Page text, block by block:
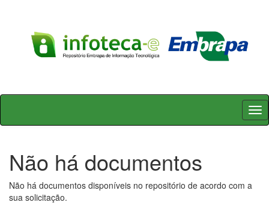
Skip
Não há documentos
Não há documentos disponíveis no repositório de acordo com a
sua solicitação.